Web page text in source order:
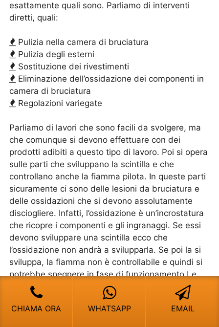
esattamente quali sono. Parliamo di interventi
diretti, quali:
Pulizia nella camera di bruciatura
Pulizia degli esterni
Sostituzione dei rivestimenti
Eliminazione dell’ossidazione dei componenti in
camera di bruciatura
Regolazioni variegate
Parliamo di lavori che sono facili da svolgere, ma
che comunque si devono effettuare con dei
prodotti adibiti a questo tipo di lavoro. Poi si opera
sulle parti che sviluppano la scintilla e che
controllano anche la fiamma pilota. In queste parti
sicuramente ci sono delle lesioni da bruciatura e
delle ossidazioni che si devono assolutamente
disciogliere. Infatti, l’ossidazione è un’incrostatura
che ricopre i componenti e gli ingranaggi. Se essi
devono sviluppare una scintilla ecco che
l’ossidazione non andrà a svilupparla. Se poi la si
sviluppa, la fiamma non è controllabile e quindi si
potrebbe spegnere in fase di funzionamento.Le
altre pulizie sono sempre rapportate a dei prodotti
che si usano espressamente per le caldaie. Per
avere ulteriori informazioni meglio che vi affidiate
CHIAMA ORA WHATSAPP EMAIL